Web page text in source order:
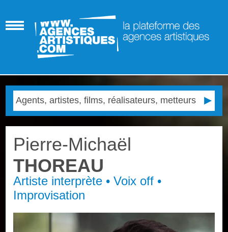
Pierre-Michaël
THOREAU
Artiste interprète • Voix off •
Improvisation